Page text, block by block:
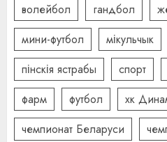
волейбол
гандбол
мини-футбол
мікульчык
пінскія ястрабы
спорт
фарм
футбол хк
чемпионат Беларуси